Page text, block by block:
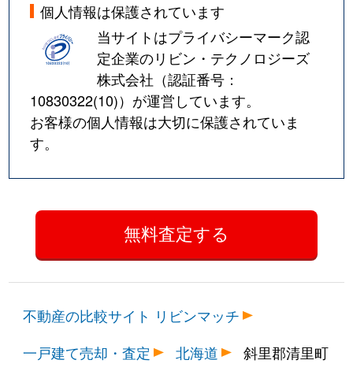
個人情報は保護されています
当サイトはプライバシーマーク認
定企業のリビン・テクノロジーズ
株式会社（認証番号：
10830322(10)）が運営しています。
お客様の個人情報は大切に保護されていま
す。
不動産の比較サイト リビンマッチ
一戸建て売却・査定
北海道 斜里郡清里町